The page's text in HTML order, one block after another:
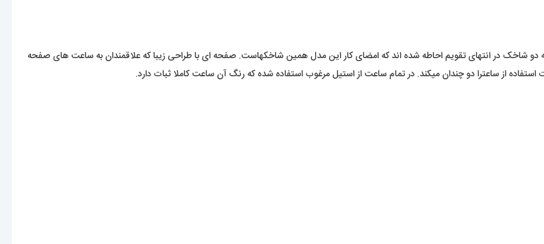
شاخک در انتهای تقویم احاطه شده اند که امضای کار این مدل همین شاخکهاست. صفحه ای با طراحی زیبا که علاقمندان به ساعت های صفحه
از ساعترا دو چندان میکند. در تمام ساعت از استیل مرغوب استفاده شده که رنگ آن ساعت کاملا ثبات دارد.